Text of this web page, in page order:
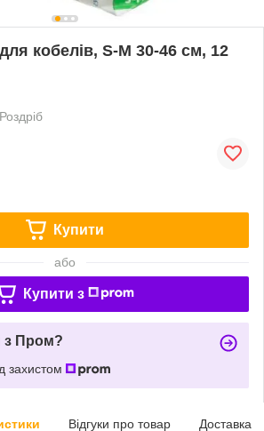
кобелів, S-M 30-46 см, 12
Роздріб
Купити
або
Купити з
з Пром?
захистом
Відгуки про товар Доставка